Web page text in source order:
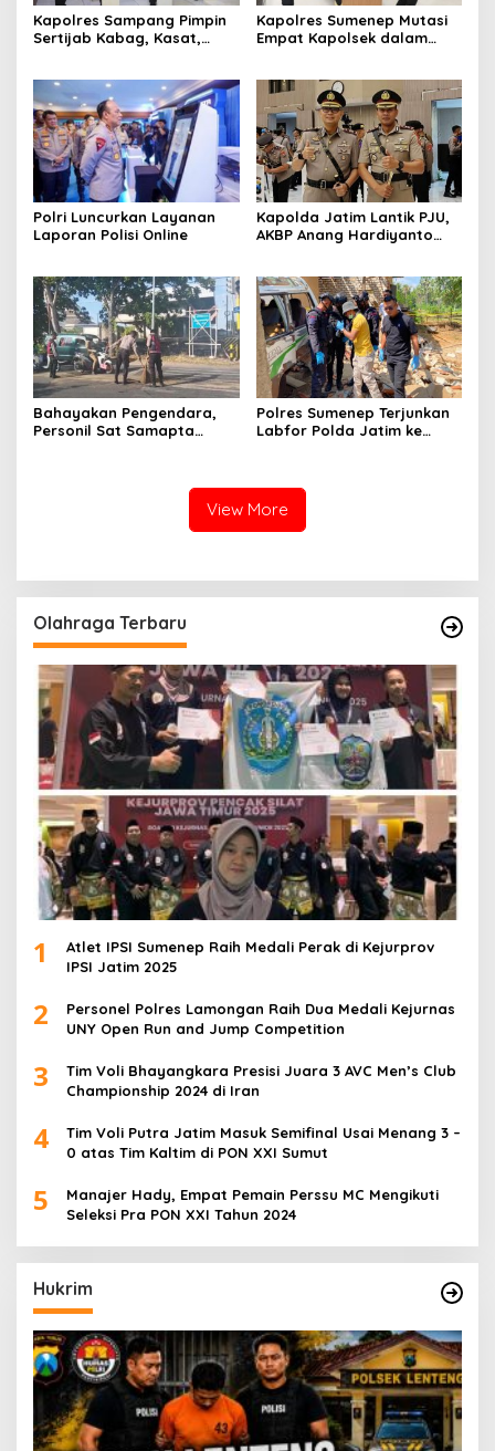
Kapolres Sampang Pimpin
Sertijab Kabag, Kasat,
Kapolres Sumenep Mutasi
Empat Kapolsek dalam
Polri Luncurkan Layanan
Laporan Polisi Online
Kapolda Jatim Lantik PJU,
AKBP Anang Hardiyanto
Bahayakan Pengendara,
Personil Sat Samapta
Polres Sumenep Terjunkan
Labfor Polda Jatim ke
View More
Olahraga Terbaru
1
Atlet IPSI Sumenep Raih Medali Perak di Kejurprov
IPSI Jatim 2025
2
Personel Polres Lamongan Raih Dua Medali Kejurnas
UNY Open Run and Jump Competition
3
Tim Voli Bhayangkara Presisi Juara 3 AVC Men’s Club
Championship 2024 di Iran
4
Tim Voli Putra Jatim Masuk Semifinal Usai Menang 3 –
0 atas Tim Kaltim di PON XXI Sumut
5
Manajer Hady, Empat Pemain Perssu MC Mengikuti
Seleksi Pra PON XXI Tahun 2024
Hukrim